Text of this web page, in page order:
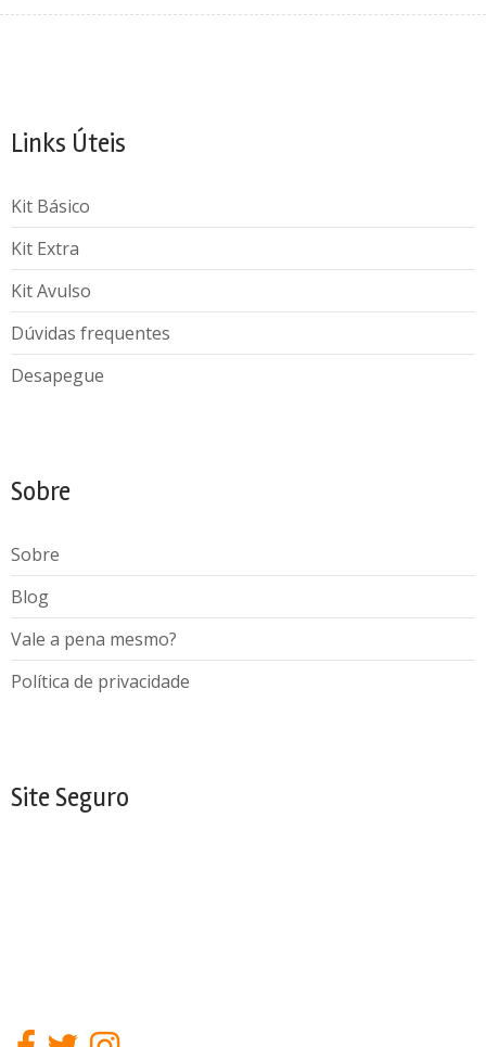
Links Úteis
Kit Básico
Kit Extra
Kit Avulso
Dúvidas frequentes
Desapegue
Sobre
Sobre
Blog
Vale a pena mesmo?
Política de privacidade
Site Seguro